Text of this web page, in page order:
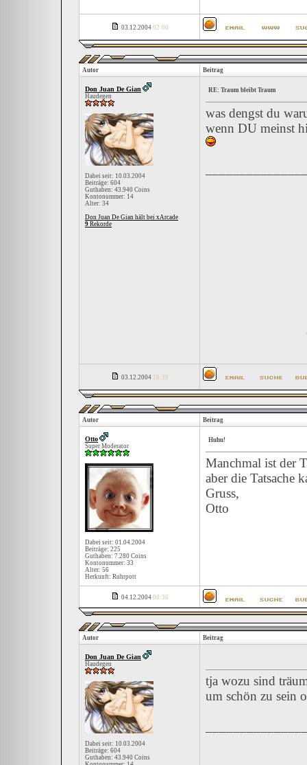
03.12.2004 02:00
Autor Beitrag
Don Juan De Gian
Haudegen
Dabei seit: 10.03.2004
Beiträge: 604
Guthaben: 43.940 Coins
Kontonummer: 14
Alter: 34
Don Juan De Gian hält bei xArcade
9 Rekorde
RE: Traum bleibt Traum
was dengst du
wenn DU meinst
03.12.2004 16:39
Autor Beitrag
Otto
Super Moderator
Dabei seit: 01.04.2004
Beiträge: 225
Guthaben: 7.280 Coins
Kontonummer: 33
Alter: 56
Herkunft: Ruhrpott
Huhu!
Manchmal ist der
aber die Tatsache
Gruss,
Otto
04.12.2004 00:36
Autor Beitrag
Don Juan De Gian
Haudegen
Dabei seit: 10.03.2004
Beiträge: 604
Guthaben: 43.940 Coins
tja wozu sind
um schön zu sein